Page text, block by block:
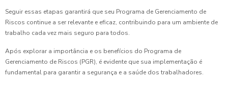
Seguir essas etapas garantirá que seu Programa de Gerenciamento de
Riscos continue a ser relevante e eficaz, contribuindo para um ambiente de
trabalho cada vez mais seguro para todos.
Após explorar a importância e os benefícios do Programa de
Gerenciamento de Riscos (PGR), é evidente que sua implementação é
fundamental para garantir a segurança e a saúde dos trabalhadores.